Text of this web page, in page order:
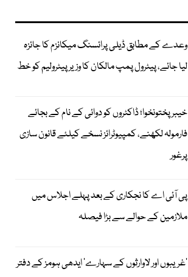
وعدے کے مطابق ڈیلی پرائسنگ میکانزم کا جائزہ
لیا جائے، پیٹرول پمپ مالکان کا وزیرپیٹرولیم کو خط
خیبرپختونخوا؛ ڈاکٹروں کو دوائی کے نام کے بجائے
فارمولہ لکھنے، کمپیوٹرائز نسخے کیلئے قانون سازی
پرغور
پی آئی اے کا نجکاری کے بعد پہلے اجلاس میں
ملازمین کے حوالے سے بڑا فیصلہ
’غریبوں اور لاوارثوں کے سہارے‘ ایدھی ہومز کے دفتر